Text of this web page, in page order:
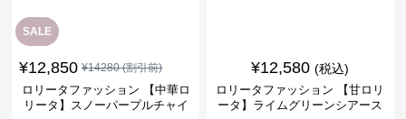
SALE
¥12,850 ¥14280(割引前)
ロリータファッション 【中華ロ
リータ】スノーパープルチャイ
¥12,580 (税込)
ロリータファッション 【甘ロリ
ータ】ライムグリーンシアース